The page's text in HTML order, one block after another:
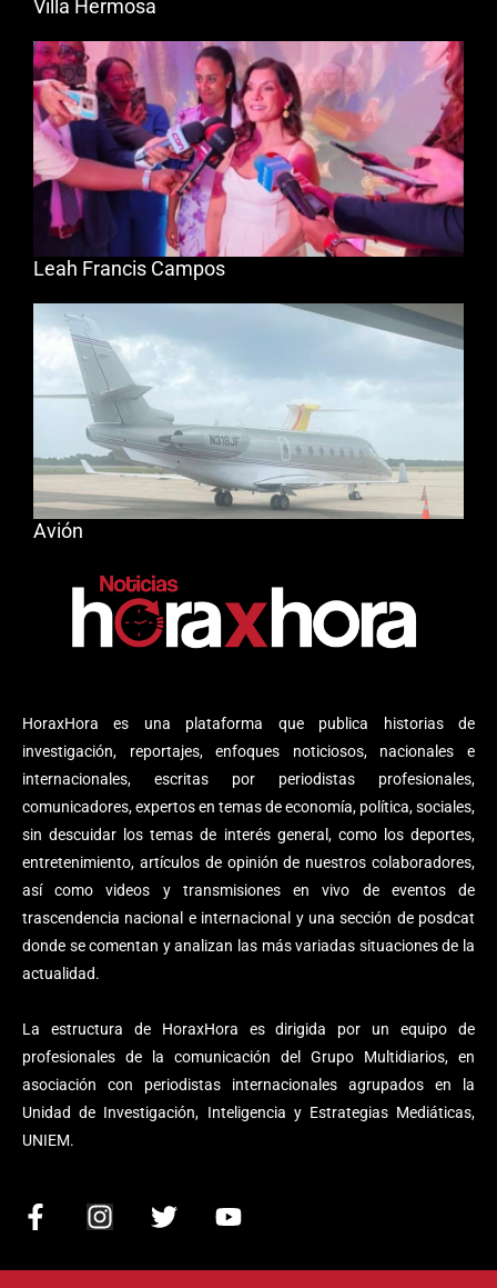
HoraxHora es una plataforma que publica historias de
investigación, reportajes, enfoques noticiosos, nacionales e
internacionales, escritas por periodistas profesionales,
comunicadores, expertos en temas de economía, política, sociales,
sin descuidar los temas de interés general, como los deportes,
entretenimiento, artículos de opinión de nuestros colaboradores,
así como videos y transmisiones en vivo de eventos de
trascendencia nacional e internacional y una sección de posdcat
donde se comentan y analizan las más variadas situaciones de la
actualidad.
La estructura de HoraxHora es dirigida por un equipo de
profesionales de la comunicación del Grupo Multidiarios, en
asociación con periodistas internacionales agrupados en la
Unidad de Investigación, Inteligencia y Estrategias Mediáticas,
UNIEM.
F
c
I
s
T
i
Y
u
Villa Hermosa
Leah Francis Campos
Avión